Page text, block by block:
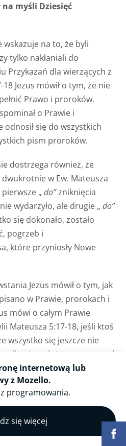
na myśli Dziesięć
wskazuje na to, że byli
tylko nakłaniali do
Przykazań dla wierzących z
Jezus mówił o tym, że nie
Prawo i proroków.
o Prawie i
się do wszystkich
pism proroków.
dostrzega również, że
w Ew. Mateusza
„ do”zniknięcia
wydarzyło, ale drugie „ do”
się dokonało, zostało
pogrzeb i
które przyniosły Nowe
Jezus mówił o tym, jak
w Prawie, prorokach i
mówi o całym Prawie
Mateusza 5:17-18, jeśli ktoś
wszystko się jeszcze nie
że należy przestrzegać
jak również Tryfon
uczynił, co obejmowałoby
ofierze baranka na ofiarę za
w sabat.
zakładają, że
internetową lub
z Mozello.
programowania.
się więcej